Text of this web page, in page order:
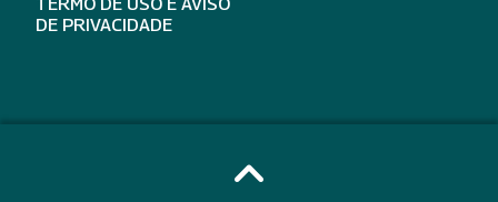
DE PRIVACIDADE
expand_less